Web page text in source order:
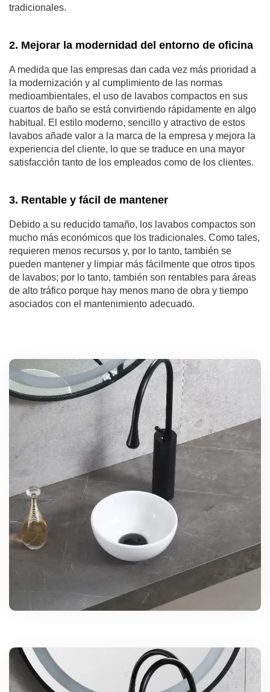
tradicionales.
2. Mejorar la modernidad del entorno de oficina
A medida que las empresas dan cada vez más prioridad a
la modernización y al cumplimiento de las normas
medioambientales, el uso de lavabos compactos en sus
cuartos de baño se está convirtiendo rápidamente en algo
habitual. El estilo moderno, sencillo y atractivo de estos
lavabos añade valor a la marca de la empresa y mejora la
experiencia del cliente, lo que se traduce en una mayor
satisfacción tanto de los empleados como de los clientes.
3. Rentable y fácil de mantener
Debido a su reducido tamaño, los lavabos compactos son
mucho más económicos que los tradicionales. Como tales,
requieren menos recursos y, por lo tanto, también se
pueden mantener y limpiar más fácilmente que otros tipos
de lavabos; por lo tanto, también son rentables para áreas
de alto tráfico porque hay menos mano de obra y tiempo
asociados con el mantenimiento adecuado.